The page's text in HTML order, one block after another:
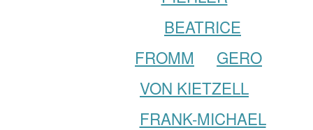
BEATRICE
FROMM
GERO
VON KIETZELL
FRANK-MICHAEL